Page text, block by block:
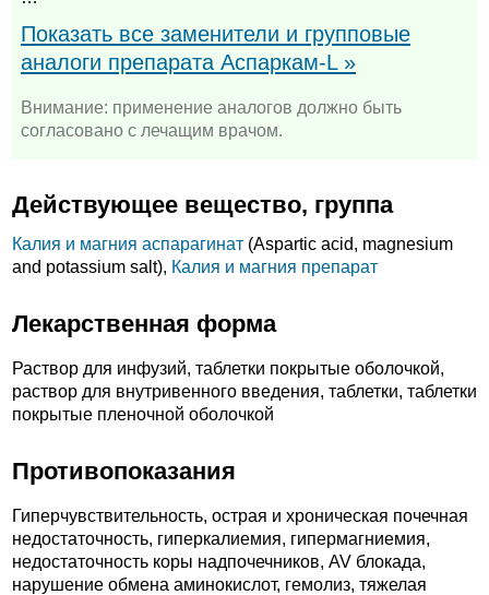
Показать все заменители и групповые
аналоги препарата Аспаркам-L »
Внимание: применение аналогов должно быть
согласовано с лечащим врачом.
Действующее вещество, группа
Калия и магния аспарагинат (Aspartic acid, magnesium
and potassium salt), Калия и магния препарат
Лекарственная форма
Раствор для инфузий, таблетки покрытые оболочкой,
раствор для внутривенного введения, таблетки, таблетки
покрытые пленочной оболочкой
Противопоказания
Гиперчувствительность, острая и хроническая почечная
недостаточность, гиперкалиемия, гипермагниемия,
недостаточность коры надпочечников, AV блокада,
нарушение обмена аминокислот, гемолиз, тяжелая